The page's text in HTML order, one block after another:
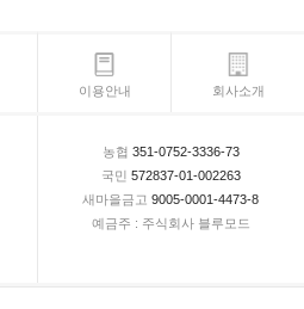
이용안내 회사소개
농협 351-0752-3336-73
국민 572837-01-002263
새마을금고 9005-0001-4473-8
예금주 : 주식회사 블루모드